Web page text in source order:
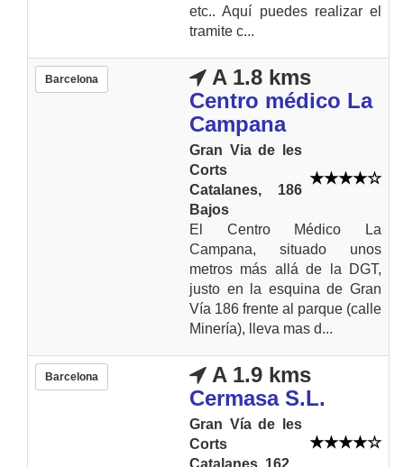
etc.. Aquí puedes realizar el
tramite c...
Barcelona
A 1.8 kms
Centro médico La
Campana
Gran Via de les
Corts
Catalanes, 186
Bajos
El Centro Médico La
Campana, situado unos
metros más allá de la DGT,
justo en la esquina de Gran
Vía 186 frente al parque (calle
Minería), lleva mas d...
Barcelona
A 1.9 kms
Cermasa S.L.
Gran Vía de les
Corts
Catalanes, 162